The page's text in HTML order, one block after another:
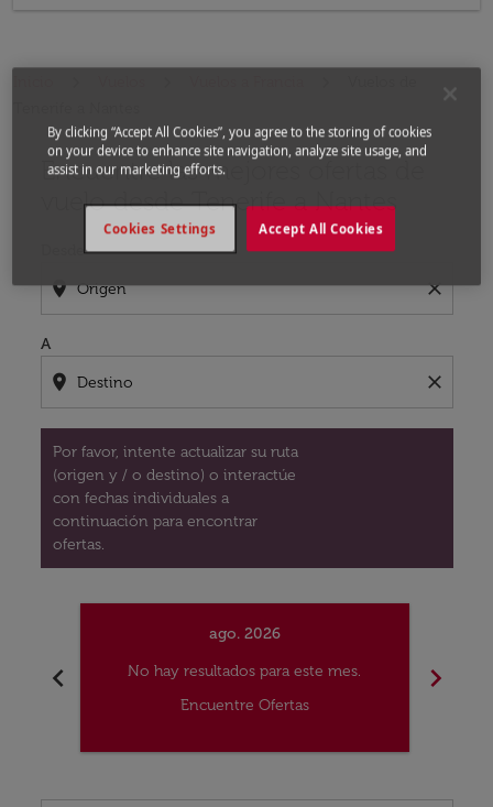
Encuentre las mejores ofertas de
vuelo desde Tenerife a Nantes
Desde
location_on close
A
location_on close
Por favor, intente actualizar su ruta
(origen y / o destino) o interactúe
con fechas individuales a
continuación para encontrar
ofertas.
Por favor, intente actualizar su ruta (origen y / o
chevron_left
ago. 2026
No hay resultados para este mes.
Encuentre Ofertas
chevron_right
By clicking “Accept All Cookies”, you agree to the storing of cookies
on your device to enhance site navigation, analyze site usage, and
assist in our marketing efforts.
Accept All Cookies
Cookies Settings